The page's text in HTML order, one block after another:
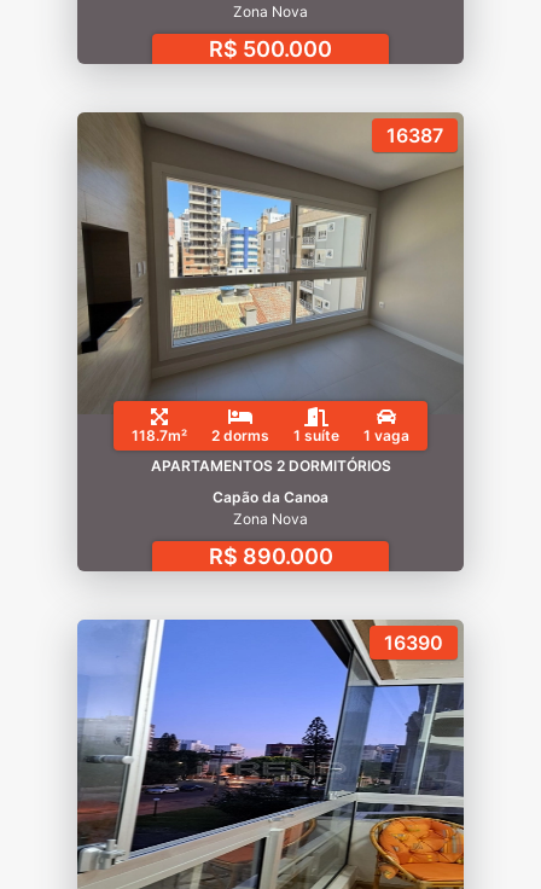
Zona Nova
R$ 500.000
16387
118.7m² 2 dorms 1 suíte
1 vaga
APARTAMENTOS 2 DORMITÓRIOS
Capão da Canoa
Zona Nova
R$ 890.000
16390